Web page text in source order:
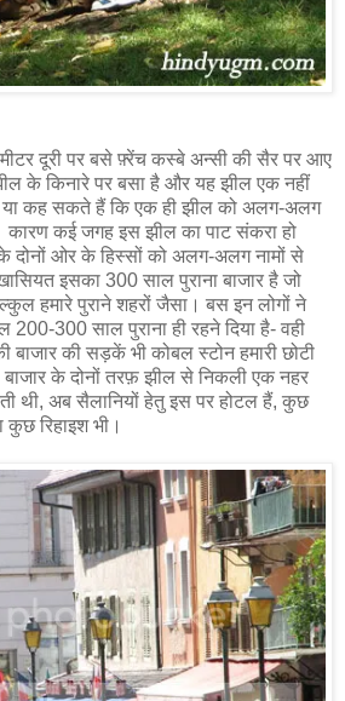
दूरी पर बसे फ़्रेंच कस्बे अन्सी की सैर पर आए
के किनारे पर बसा है और यह झील एक नहीं
या कह सकते हैं कि एक ही झील को अलग-अलग
कारण कई जगह इस झील का पाट संकरा हो
दोनों ओर के हिस्सों को अलग-अलग नामों से
इसका 300 साल पुराना बाजार है जो
हमारे पुराने शहरों जैसा। बस इन लोगों ने
300 साल पुराना ही रहने दिया है- वही
बाजार की सड़कें भी कोबल स्टोन हमारी छोटी
बाजार के दोनों तरफ़ झील से निकली एक नहर
थी, अब सैलानियों हेतु इस पर होटल हैं, कुछ
कुछ रिहाइश भी।